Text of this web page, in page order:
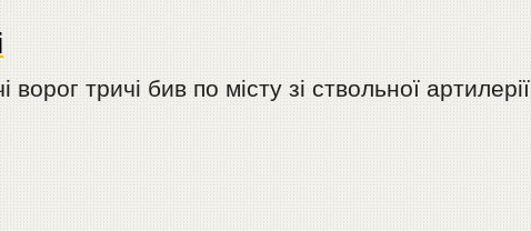
ворог тричі бив по місту зі ствольної артилерії.